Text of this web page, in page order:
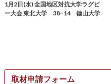
1月2日(水) 全国地区対抗大学ラグビ
ー大会 東北大学 38−14 徳山大学
取材申請フォーム